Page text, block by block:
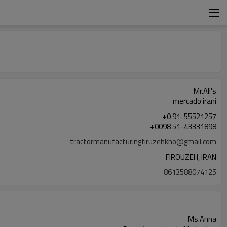
Mr.Ali's
mercado iraní
+0 91-55521257
+0098 51-43331898
tractormanufacturingfiruzehkho@gmail.com
FIROUZEH, IRAN
8613588074125
Ms.Anna